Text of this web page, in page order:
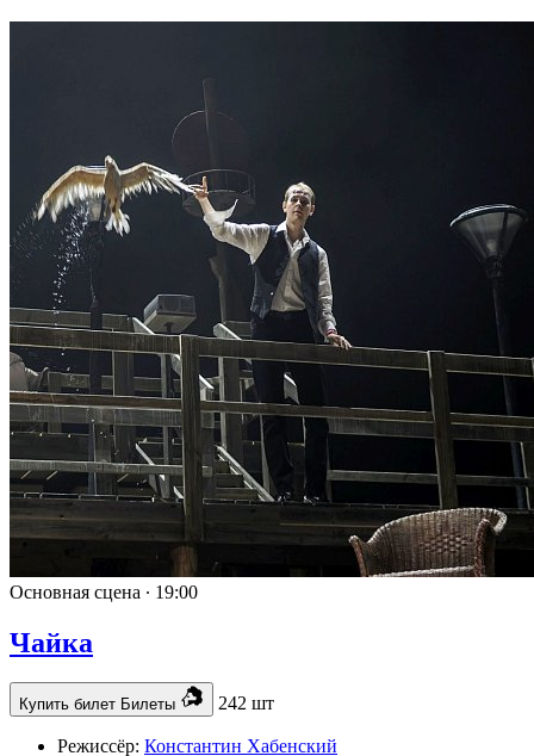
Основная сцена ∙ 19:00
Чайка
Купить билет Билеты 242 шт
Режиссёр: Константин Хабенский